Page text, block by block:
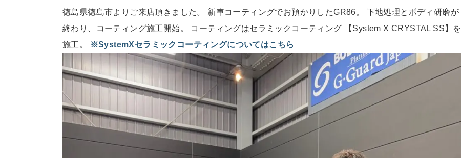
徳島県徳島市よりご来店頂きました。 新車コーティングでお預かりしたGR86。 下地処理とボディ研磨が
終わり、コーティング施工開始。 コーティングはセラミックコーティング 【System X CRYSTAL SS】を
施工。
※SystemXセラミックコーティングについてはこちら